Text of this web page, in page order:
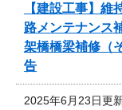
【建設工事】
路メンテナンス
架橋橋梁補修（
告
2025年6月23日更